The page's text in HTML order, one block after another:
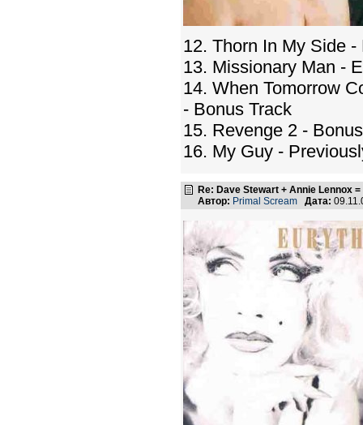
12. Thorn In My Side
13. Missionary Man -
14. When Tomorrow
- Bonus Track
15. Revenge 2 -
16. My Guy -
Re: Dave Stewart + Annie Lennox
Автор: Primal Scream Дата: